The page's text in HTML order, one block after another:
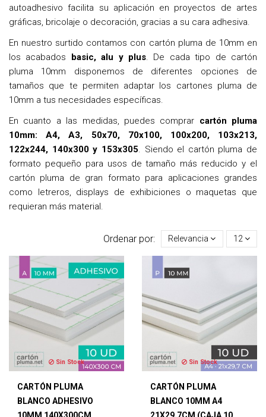
autoadhesivo facilita su aplicación en proyectos de artes
gráficas, bricolaje o decoración, gracias a su cara adhesiva.
En nuestro surtido contamos con cartón pluma de 10mm en
los acabados basic, alu y plus. De cada tipo de cartón
pluma 10mm disponemos de diferentes opciones de
tamaños que te permiten adaptar los cartones pluma de
10mm a tus necesidades específicas.
En cuanto a las medidas, puedes comprar cartón pluma
10mm: A4, A3, 50x70, 70x100, 100x200, 103x213,
122x244, 140x300 y 153x305. Siendo el cartón pluma de
formato pequeño para usos de tamaño más reducido y el
cartón pluma de gran formato para aplicaciones grandes
como letreros, displays de exhibiciones o maquetas que
requieran más material.
Ordenar por: Relevancia 12
Sin Stock
CARTÓN PLUMA
BLANCO ADHESIVO
Sin Stock
CARTÓN PLUMA
BLANCO 10MM A4